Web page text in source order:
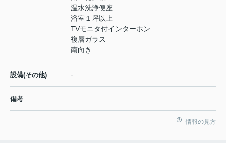
温水洗浄便座
浴室１坪以上
TVモニタ付インターホン
複層ガラス
南向き
設備(その他) -
備考
情報の見方